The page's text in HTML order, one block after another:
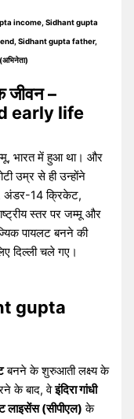
income, Sidhant gupta
Sidhant gupta father,
जीवन –
early life
भारत में हुआ था। और
उम्र से ही उन्होंने
अंडर-14 क्रिकेट,
स्तर पर जम्मू और
पायलट बनने की
दिल्ली चले गए।
gupta
बनने के शुरुआती लक्ष्य के
के बाद, वेइंदिरा गांधी
लाइसेंस (सीपीएल) के